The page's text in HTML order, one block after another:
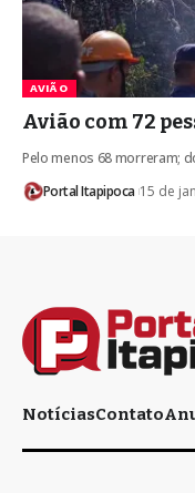
AVIÃO
Avião com 72
Pelo menos 68 morreram;
Portal Itapipoca 15 de
NotíciasContato